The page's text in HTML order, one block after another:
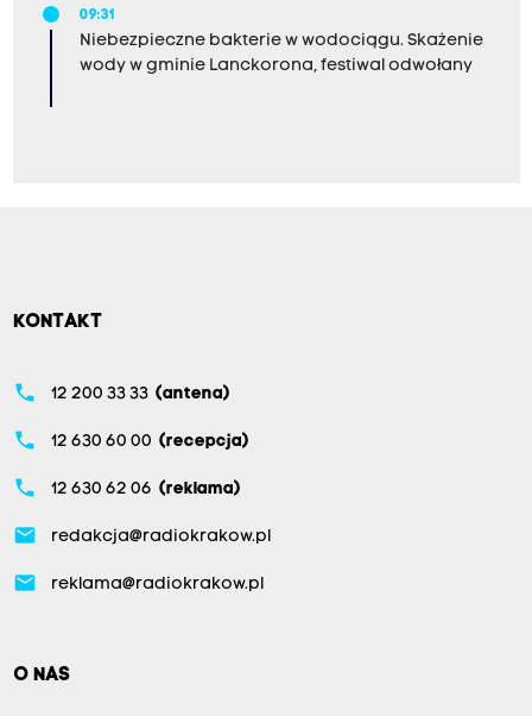
09:31
Niebezpieczne bakterie w wodociągu. Skażenie
wody w gminie Lanckorona, festiwal odwołany
KONTAKT
phone 12 200 33 33 (antena)
phone 12 630 60 00 (recepcja)
phone 12 630 62 06 (reklama)
email redakcja@radiokrakow.pl
email reklama@radiokrakow.pl
O NAS